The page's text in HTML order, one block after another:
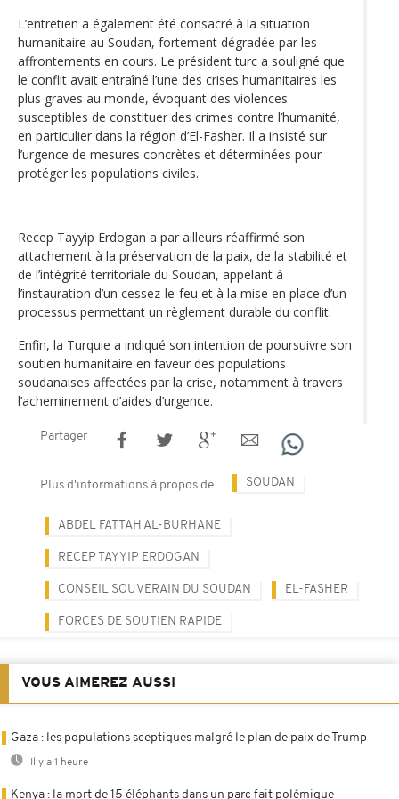
L’entretien a également été consacré à la situation
humanitaire au Soudan, fortement dégradée par les
affrontements en cours. Le président turc a souligné que
le conflit avait entraîné l’une des crises humanitaires les
plus graves au monde, évoquant des violences
susceptibles de constituer des crimes contre l’humanité,
en particulier dans la région d’El-Fasher. Il a insisté sur
l’urgence de mesures concrètes et déterminées pour
protéger les populations civiles.
Recep Tayyip Erdogan a par ailleurs réaffirmé son
attachement à la préservation de la paix, de la stabilité et
de l’intégrité territoriale du Soudan, appelant à
l’instauration d’un cessez-le-feu et à la mise en place d’un
processus permettant un règlement durable du conflit.
Enfin, la Turquie a indiqué son intention de poursuivre son
soutien humanitaire en faveur des populations
soudanaises affectées par la crise, notamment à travers
l’acheminement d’aides d’urgence.
Partager
Plus d'informations à propos de SOUDAN
ABDEL FATTAH AL-BURHANE
RECEP TAYYIP ERDOGAN
CONSEIL SOUVERAIN DU SOUDAN EL-FASHER
FORCES DE SOUTIEN RAPIDE
VOUS AIMEREZ AUSSI
Gaza : les populations sceptiques malgré le plan de paix de Trump
Il y a 1 heure
Kenya : la mort de 15 éléphants dans un parc fait polémique